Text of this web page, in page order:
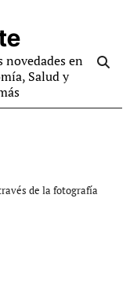
en
Salud y
de la fotografía